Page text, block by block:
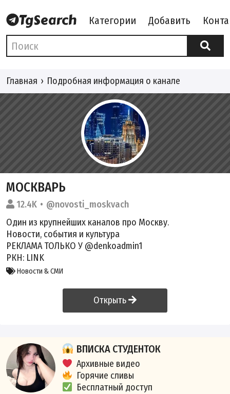
Категории Добавить
Главная Подробная информация о канале
МОСКВАРЬ
12.4K
@novosti_moskvach
Один из крупнейших каналов про Москву.
Новости, события и культура
РЕКЛАМА ТОЛЬКО У @denkoadmin1
РКН: LINK
Новости & СМИ
Открыть
ВПИСКА СТУДЕНТОК
Архивные видео
Горячие сливы
Бесплатный доступ